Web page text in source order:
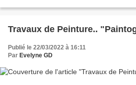
Travaux de Peinture..
Publié le 22/03/2022 à 16:11
Par Evelyne GD